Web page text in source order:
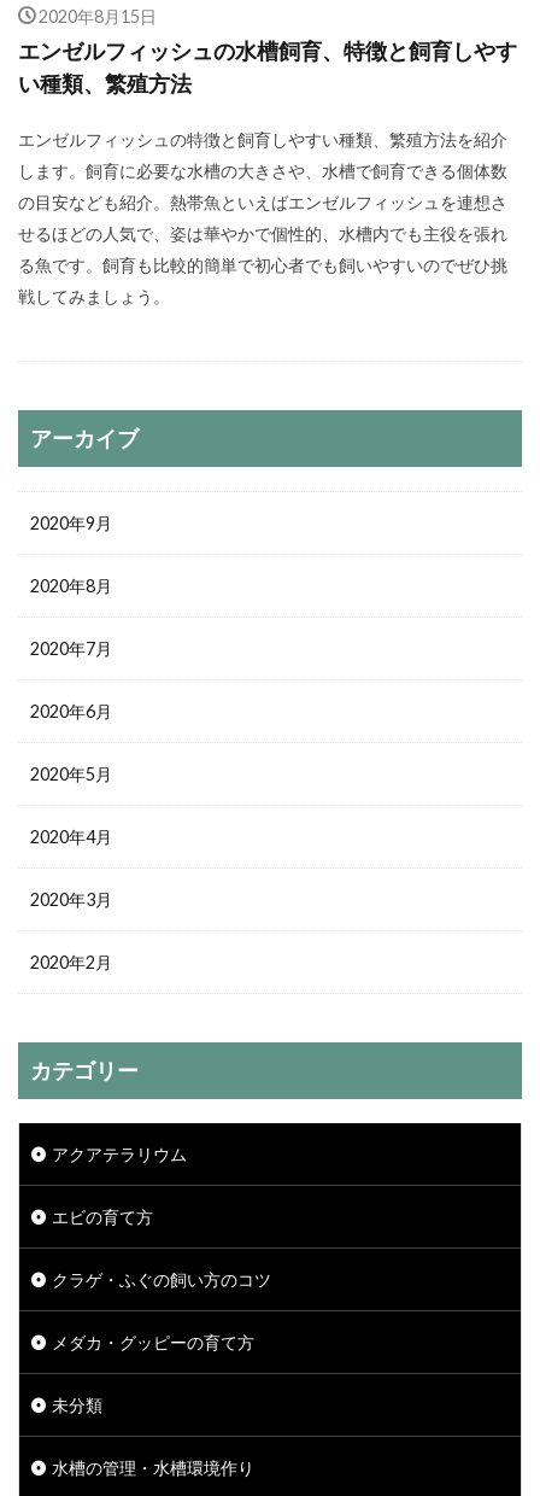
2020年8月15日
エンゼルフィッシュの水槽飼育、特徴と飼育しやす
い種類、繁殖方法
エンゼルフィッシュの特徴と飼育しやすい種類、繁殖方法を紹介
します。飼育に必要な水槽の大きさや、水槽で飼育できる個体数
の目安なども紹介。熱帯魚といえばエンゼルフィッシュを連想さ
せるほどの人気で、姿は華やかで個性的、水槽内でも主役を張れ
る魚です。飼育も比較的簡単で初心者でも飼いやすいのでぜひ挑
戦してみましょう。
アーカイブ
2020年9月
2020年8月
2020年7月
2020年6月
2020年5月
2020年4月
2020年3月
2020年2月
カテゴリー
アクアテラリウム
エビの育て方
クラゲ・ふぐの飼い方のコツ
メダカ・グッピーの育て方
未分類
水槽の管理・水槽環境作り